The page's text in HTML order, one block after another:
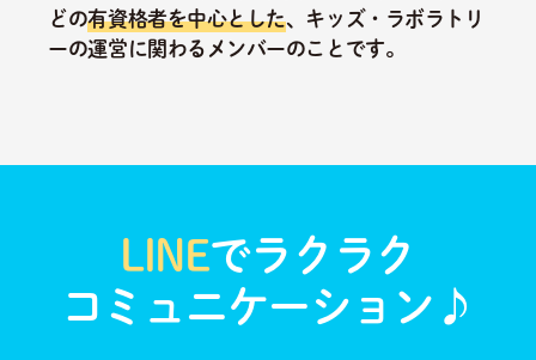
どの有資格者を中心とした、キッズ・ラボラトリ
ーの運営に関わるメンバーのことです。
LINEでラクラク
コミュニケーション♪